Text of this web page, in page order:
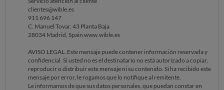
estado el vehículo en el depósito antes de su recogida
La empresa Wible responde de la siguiente manera:
1. Se adjuntan dos fotografías de google maps indicando la supuesta
ubicación de la infracción, sin existir documentos oficiales de la
Autoridad donde se indique la ubicación de la infracción cuando se
realiza la recogida del vehículo por parte de la grúa ni tampoco la
ubicación exacta de finalización de mi viaje en Wible. Se adjuntan al
expediente ambas imágenes de google maps enviadas.
clientes@wible.es
911 696 147
C. Manuel Tovar, 43 Planta Baja
28034 Madrid, Spain www.wible.es
AVISO LEGAL. Este mensaje puede contener información reservada y
confidencial. Si usted no es el destinatario no está autorizado a copiar,
reproducir o distribuir este mensaje ni su contenido. Si ha recibido este
mensaje por error, le rogamos que lo notifique al remitente.
Le informamos de que sus datos personales, que puedan constar en